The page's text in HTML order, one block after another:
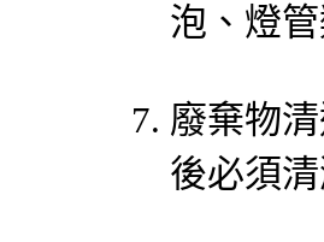
泡、燈
廢棄物
後必須